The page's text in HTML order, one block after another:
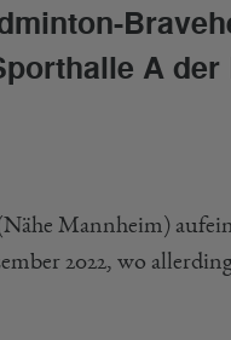
A der
Mannheim)
2022, wo